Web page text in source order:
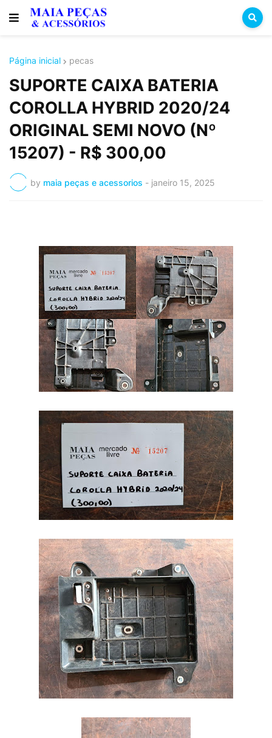
Página inicial pecas
SUPORTE CAIXA BATERIA
COROLLA HYBRID 2020/24
ORIGINAL SEMI NOVO (Nº
15207) - R$ 300,00
by maia peças e acessorios - janeiro 15, 2025